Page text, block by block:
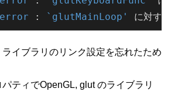
error : `glutMainLoop'
イブラリのリンク設定を忘れたため
ティでOpenGL, glut のライブラリ